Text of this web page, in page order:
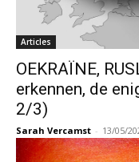
Articles
OEKRAÏNE,
erkennen, de
2/3)
Sarah Vercamst - 13/05/